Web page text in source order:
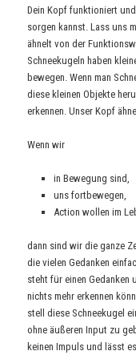
Dein Kopf funktioniert
sorgen kannst. Lass uns
ähnelt von der
Schneekugeln haben
bewegen. Wenn man
diese kleinen Objekte
erkennen. Unser Kopf
Wenn wir
in Bewegung sind,
uns fortbewegen,
Action wollen im
dann sind wir die ganze
die vielen Gedanken
steht für einen Gedanken
nichts mehr erkennen
stell diese Schneekugel
ohne äußeren Input zu
keinen Impuls und lässt